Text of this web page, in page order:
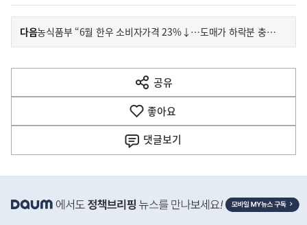
이
전
다
음
다음기
농식품부 “6월 한우 소비자가격 23%↓…도매가 하락분 충실 반영”
공유
열
기
좋아요
댓글보기
단